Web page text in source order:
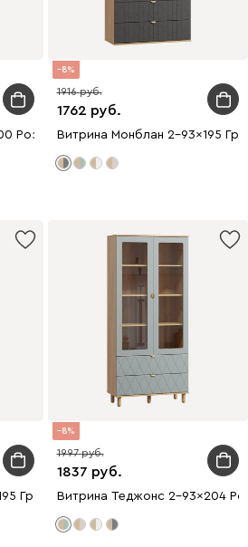
Розетта
8
1762
1916
Витрина Монблан 2-93x195
Грань Мятный
8
1837
1997
Витрина Теджонс 2-93x204